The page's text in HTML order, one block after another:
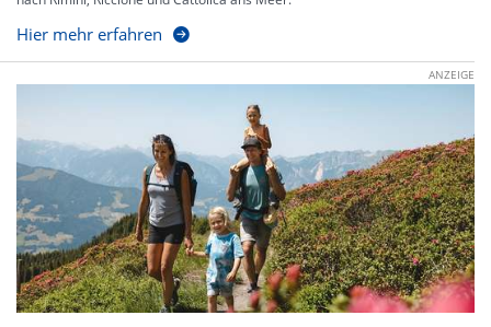
Hier mehr erfahren
ANZEIGE